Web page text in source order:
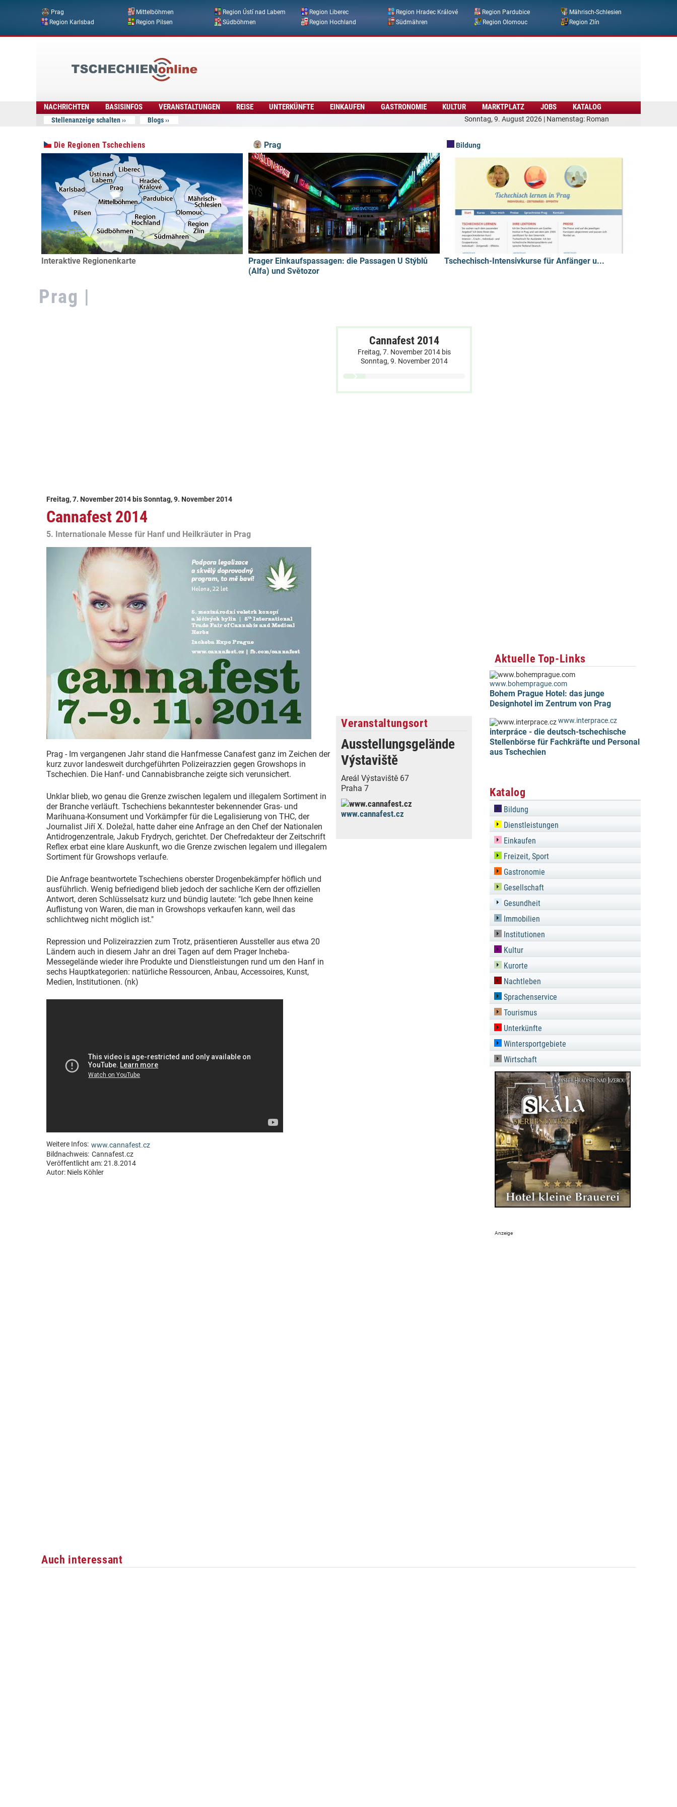
Direkt zum Inhalt
Prag Mittelböhmen Region Ústí nad Labem Region Liberec Region Hradec Králové Region Pardubice
Mährisch-Schlesien
Region Karlsbad
Region Pilsen Südböhmen Region Hochland Südmähren Region Olomouc Region Zlín
Sonntag, 9. August 2026 | Namenstag: Roman
Online
NACHRICHTEN BASISINFOS VERANSTALTUNGEN REISE UNTERKÜNFTE EINKAUFEN GASTRONOMIE KULTUR MARKTPLATZ JOBS KATALOG
Stellenanzeige schalten Blogs
Die Regionen Tschechiens
Interaktive Regionenkarte
Prag
Prager Einkaufspassagen: die Passagen U Stýblů
(Alfa) und Světozor
Bildung
Tschechisch-Intensivkurse für Anfänger u...
Prag |
Freitag, 7. November 2014 bisSonntag, 9. November 2014
Cannafest 2014
5. Internationale Messe für Hanf und Heilkräuter in Prag
Prag - Im vergangenen Jahr stand die Hanfmesse Canafest ganz im Zeichen der
kurz zuvor landesweit durchgeführten Polizeirazzien gegen Growshops in
Tschechien. Die Hanf- und Cannabisbranche zeigte sich verunsichert.
Unklar blieb, wo genau die Grenze zwischen legalem und illegalem Sortiment in
der Branche verläuft. Tschechiens bekanntester bekennender Gras- und
Marihuana-Konsument und Vorkämpfer für die Legalisierung von THC, der
Journalist Jiří X. Doležal, hatte daher eine Anfrage an den Chef der Nationalen
Antidrogenzentrale, Jakub Frydrych, gerichtet. Der Chefredakteur der Zeitschrift
Reflex erbat eine klare Auskunft, wo die Grenze zwischen legalem und illegalem
Sortiment für Growshops verlaufe.
Die Anfrage beantwortete Tschechiens oberster Drogenbekämpfer höflich und
ausführlich. Wenig befriedigend blieb jedoch der sachliche Kern der offiziellen
Antwort, deren Schlüsselsatz kurz und bündig lautete: "Ich gebe Ihnen keine
Auflistung von Waren, die man in Growshops verkaufen kann, weil das
schlichtweg nicht möglich ist."
Repression und Polizeirazzien zum Trotz, präsentieren Aussteller aus etwa 20
Ländern auch in diesem Jahr an drei Tagen auf dem Prager Incheba-
Messegelände wieder ihre Produkte und Dienstleistungen rund um den Hanf in
sechs Hauptkategorien: natürliche Ressourcen, Anbau, Accessoires, Kunst,
Medien, Institutionen. (nk)
Weitere Infos: www.cannafest.cz
Bildnachweis: Cannafest.cz
Veröffentlicht am: 21.8.2014
Autor: Niels Köhler
Cannafest 2014
Freitag, 7. November 2014bis
Sonntag, 9. November 2014
Veranstaltungsort
Ausstellungsgelände
Výstaviště
Areál Výstaviště 67
Praha 7
www.cannafest.cz
Aktuelle Top-Links
www.bohemprague.com
Bohem Prague Hotel: das junge
Designhotel im Zentrum von Prag
www.interprace.cz
interpráce - die deutsch-tschechische
Stellenbörse für Fachkräfte und Personal
aus Tschechien
Katalog
Bildung
Dienstleistungen
Einkaufen
Freizeit, Sport
Gastronomie
Gesellschaft
Gesundheit
Immobilien
Institutionen
Kultur
Kurorte
Nachtleben
Sprachenservice
Tourismus
Unterkünfte
Wintersportgebiete
Wirtschaft
Auch interessant